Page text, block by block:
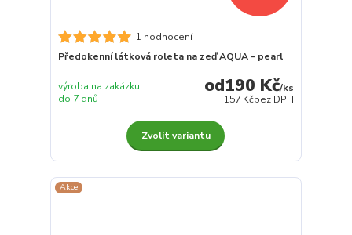
1 hodnocení
Předokenní látková roleta na zeď AQUA - pearl
190 Kč/ks
157 Kčbez DPH
výroba na zakázku
do 7 dnů
Zvolit variantu
Akce